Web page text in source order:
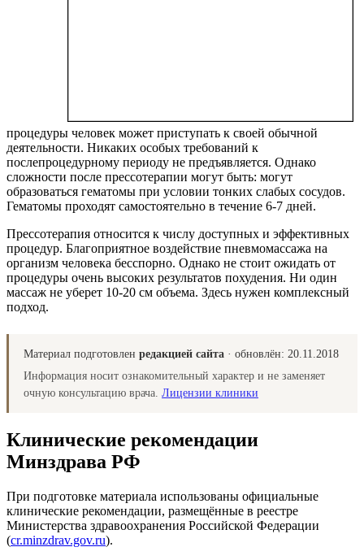
процедуры человек может приступать к своей обычной
деятельности. Никаких особых требований к
послепроцедурному периоду не предъявляется. Однако
сложности после прессотерапии могут быть: могут
образоваться гематомы при условии тонких слабых сосудов.
Гематомы проходят самостоятельно в течение 6-7 дней.
Прессотерапия относится к числу доступных и эффективных
процедур. Благоприятное воздействие пневмомассажа на
организм человека бесспорно. Однако не стоит ожидать от
процедуры очень высоких результатов похудения. Ни один
массаж не уберет 10-20 см объема. Здесь нужен комплексный
подход.
Материал подготовлен редакцией сайта · обновлён: 20.11.2018
Информация носит ознакомительный характер и не заменяет
очную консультацию врача. Лицензии клиники
Клинические рекомендации
Минздрава РФ
При подготовке материала использованы официальные
клинические рекомендации, размещённые в реестре
Министерства здравоохранения Российской Федерации
(cr.minzdrav.gov.ru).